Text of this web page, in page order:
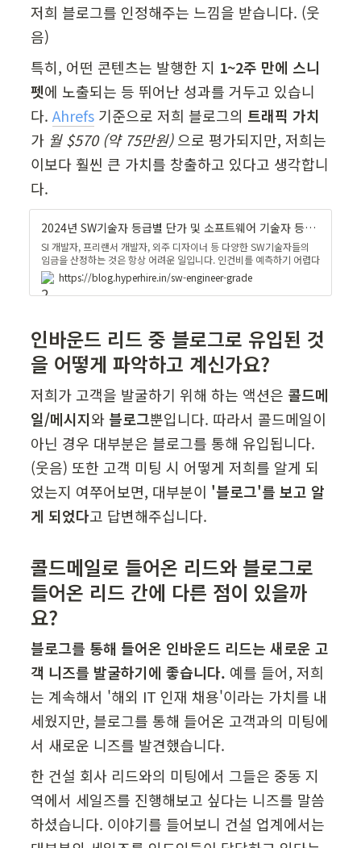
저희 블로그를 인정해주는 느낌을 받습니다. (웃
음)
특히, 어떤 콘텐츠는 발행한 지 1~2주 만에 스니
펫에 노출되는 등 뛰어난 성과를 거두고 있습니
다. Ahrefs 기준으로 저희 블로그의 트래픽 가치
가 월 $570 (약 75만원) 으로 평가되지만, 저희는
이보다 훨씬 큰 가치를 창출하고 있다고 생각합니
다.
2024년 SW기술자 등급별 단가 및 소프트웨어 기술자 등급 기준 - 글로벌 인재 채용 및 협업 관리 솔루션, Hyperhire
SI 개발자, 프리랜서 개발자, 외주 디자이너 등 다양한 SW기술자들의
임금을 산정하는 것은 항상 어려운 일입니다. 인건비를 예측하기 어렵다
면 프로젝트 단가 계산이나 예산을 정확하게 계획하지 못할 것입니다.
이번 콘텐츠를 통해 SW기술자의 등급별 평균 임금/비용을 알아보세요!
| IT/테크
https://blog.hyperhire.in/sw-engineer-grade
인바운드 리드 중 블로그로 유입된 것
을 어떻게 파악하고 계신가요?
저희가 고객을 발굴하기 위해 하는 액션은 콜드메
일/메시지와 블로그뿐입니다. 따라서 콜드메일이
아닌 경우 대부분은 블로그를 통해 유입됩니다.
(웃음) 또한 고객 미팅 시 어떻게 저희를 알게 되
었는지 여쭈어보면, 대부분이 '블로그'를 보고 알
게 되었다고 답변해주십니다.
콜드메일로 들어온 리드와 블로그로
들어온 리드 간에 다른 점이 있을까
요?
블로그를 통해 들어온 인바운드 리드는 새로운 고
객 니즈를 발굴하기에 좋습니다. 예를 들어, 저희
는 계속해서 '해외 IT 인재 채용'이라는 가치를 내
세웠지만, 블로그를 통해 들어온 고객과의 미팅에
서 새로운 니즈를 발견했습니다.
한 건설 회사 리드와의 미팅에서 그들은 중동 지
역에서 세일즈를 진행해보고 싶다는 니즈를 말씀
하셨습니다. 이야기를 들어보니 건설 업계에서는